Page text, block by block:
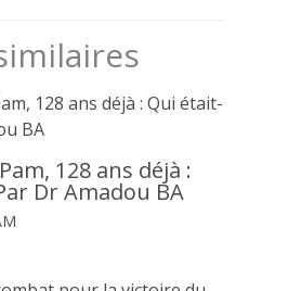
128 ans déjà :
Dr Amadou BA